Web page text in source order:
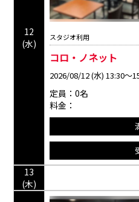
12
(水)
スタジオ利用
コロ・ノネット
2026/08/12 (水) 13:30～
定員：0名
料金：
13
(木)